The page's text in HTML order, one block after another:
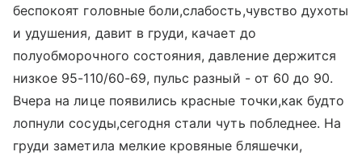
беспокоят головные боли,слабость,чувство духоты
и удушения, давит в груди, качает до
полуобморочного состояния, давление держится
низкое 95-110/60-69, пульс разный - от 60 до 90.
Вчера на лице появились красные точки,как будто
лопнули сосуды,сегодня стали чуть побледнее. На
груди заметила мелкие кровяные бляшечки,